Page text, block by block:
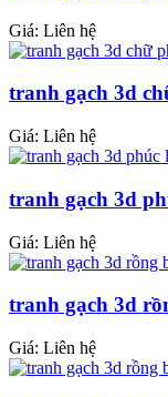
Giá: Liên hệ
tranh gạch 3d
Giá: Liên hệ
tranh gạch 3d
Giá: Liên hệ
tranh gạch 3d
Giá: Liên hệ